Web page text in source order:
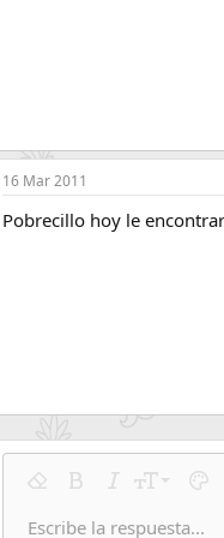
16 Mar 2011
Pobrecillo hoy le
Eliminar formato
NegritaCursivaTamaño
9
10
Fuente Arial
TachadoSubrayado
Código en
Insertar tabla
Insertar línea
SpoilerCódigo
Escribe la respuesta...